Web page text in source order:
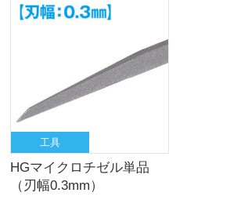
工具
HGマイクロチゼル単品
（刃幅0.3mm）